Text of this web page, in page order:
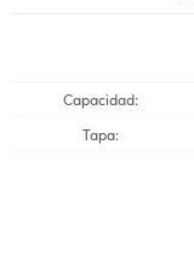
Capacidad
Tapa